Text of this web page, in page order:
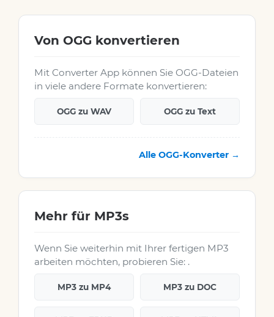
Von OGG konvertieren
Mit Converter App können Sie OGG-Dateien
in viele andere Formate konvertieren:
OGG zu WAV OGG zu Text
Alle OGG-Konverter →
Mehr für MP3s
Wenn Sie weiterhin mit Ihrer fertigen MP3
arbeiten möchten, probieren Sie: .
MP3 zu MP4 MP3 zu DOC